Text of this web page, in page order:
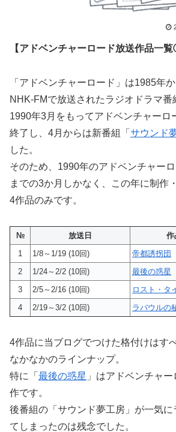
【アドベンチャーロード放送作品一
「アドベンチャーロード」は1985年
NHK-FMで放送されたラジオドラマ番
1990年3月をもってアドベンチャーロ
終了し、4月からは新番組「 サウンド
した。
そのため、1990年のアドベンチャー
までの3か月しかなく、この年に制作
4作品のみです。
№ 放送日 作
1
1/8～1/19 (10回) 帝都誘拐団
2
1/24～2/2 (10回) 最後の惑星
3
2/5～2/16 (10回) ロスト・タ
4
2/19～3/2 (10回) ラバウルの
4作品に当ブログでつけた格付けはすべ
なかなかのラインナップ。
特に「 最後の惑星 」はアドベンチャ
作です。
後番組の「サウンド夢工房」が一気に
てしまったのは残念でした。